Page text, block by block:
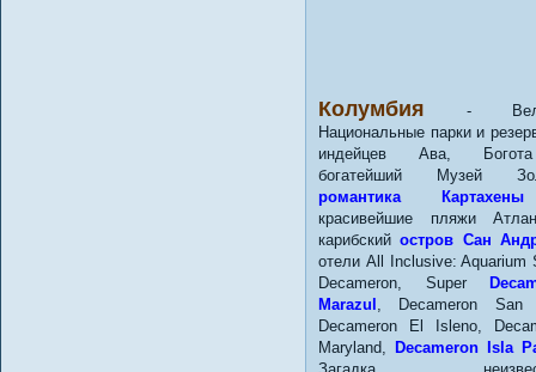
Колумбия -
Национальные парки и
индейцев Ава,
богатейший Музей
романтика Картахены
красивейшие пляжи
карибскийостров Сан
отели All Inclusive: Aquarium
Decameron, Super
Marazul , Decameron San
Decameron El Isleno,
Maryland, Decameron Isla